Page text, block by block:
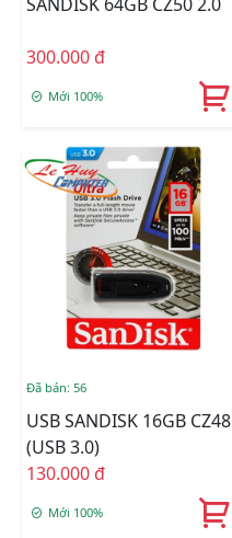
300.000 đ
Mới 100%
Đã bán: 56
USB SANDISK 16GB CZ48
(USB 3.0)
130.000 đ
Mới 100%